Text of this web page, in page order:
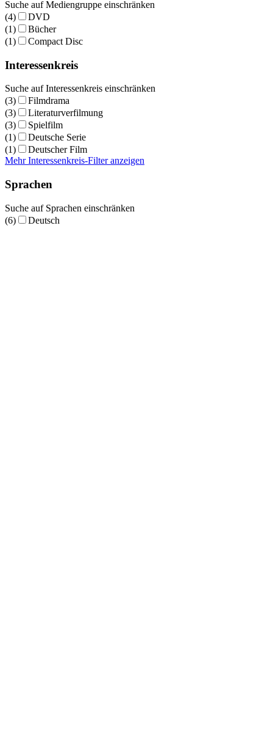
Suche auf Mediengruppe einschränken
(4)
DVD
(1)
Bücher
(1)
Compact Disc
Interessenkreis
Suche auf Interessenkreis einschränken
(3)
Filmdrama
(3)
Literaturverfilmung
(3)
Spielfilm
(1)
Deutsche Serie
(1)
Deutscher Film
Mehr Interessenkreis-Filter anzeigen
Sprachen
Suche auf Sprachen einschränken
(6)
Deutsch